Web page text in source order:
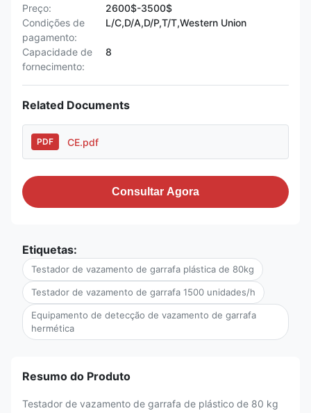
Preço:
2600$-3500$
Condições de
pagamento:
L/C,D/A,D/P,T/T,Western Union
Capacidade de
fornecimento:
8
Related Documents
PDF CE.pdf
Consultar Agora
Etiquetas:
Testador de vazamento de garrafa plástica de 80kg
Testador de vazamento de garrafa 1500 unidades/h
Equipamento de detecção de vazamento de garrafa
hermética
Resumo do Produto
Testador de vazamento de garrafa de plástico de 80 kg